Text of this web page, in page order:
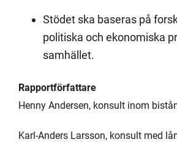
Stödet ska baseras på
politiska och ekonomiska
samhället.
Rapportförfattare
Henny Andersen, konsult inom
Karl-Anders Larsson, konsult med